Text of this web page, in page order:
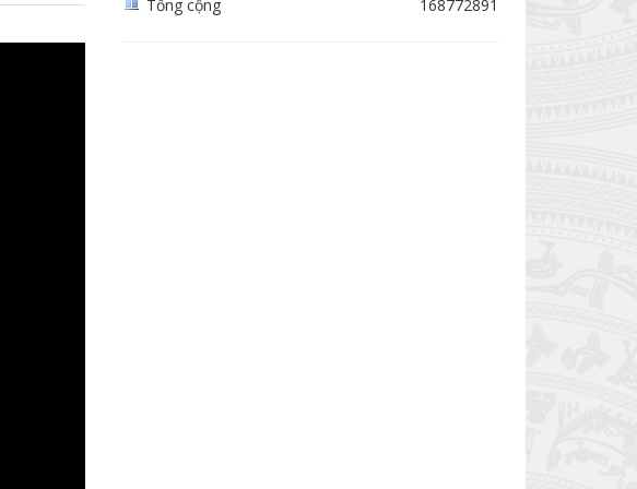
Tổng cộng 168772891